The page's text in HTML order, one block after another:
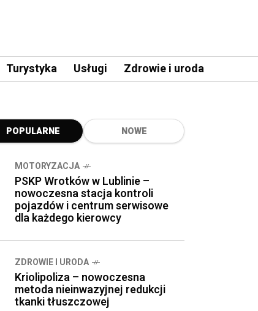
Turystyka Usługi Zdrowie i uroda
POPULARNE NOWE
MOTORYZACJA
PSKP Wrotków w Lublinie –
nowoczesna stacja kontroli
pojazdów i centrum serwisowe
dla każdego kierowcy
ZDROWIE I URODA
Kriolipoliza – nowoczesna
metoda nieinwazyjnej redukcji
tkanki tłuszczowej